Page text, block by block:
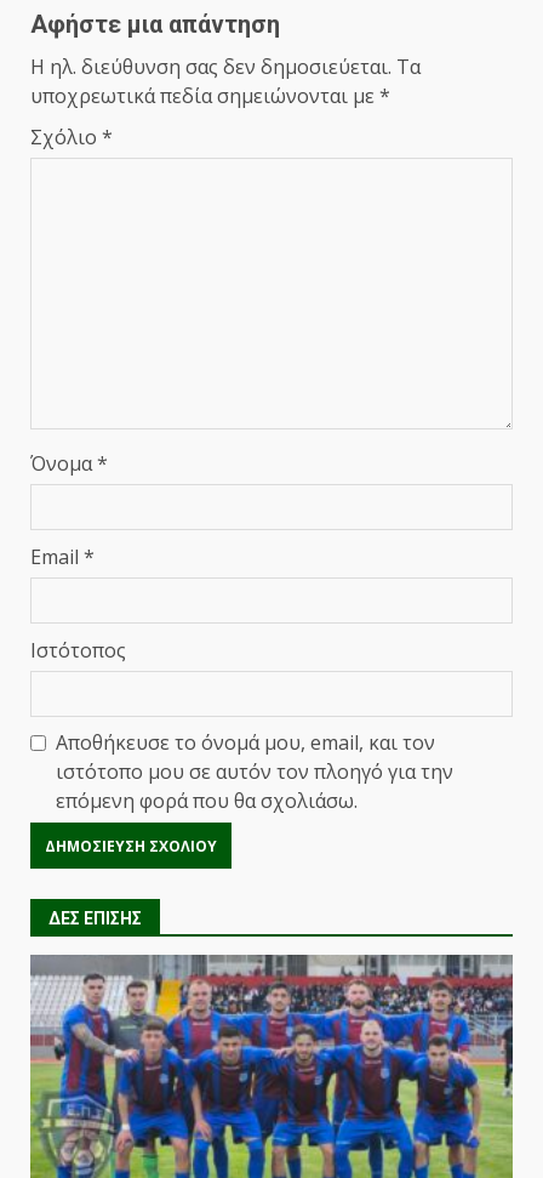
Αφήστε μια απάντηση
Η ηλ. διεύθυνση σας δεν δημοσιεύεται. Τα
υποχρεωτικά πεδία σημειώνονται με *
Σχόλιο *
Όνομα*
Email *
Ιστότοπος
Αποθήκευσε το όνομά μου, email, και τον
ιστότοπο μου σε αυτόν τον πλοηγό για την
επόμενη φορά που θα σχολιάσω.
ΔΕΣ ΕΠΙΣΗΣ